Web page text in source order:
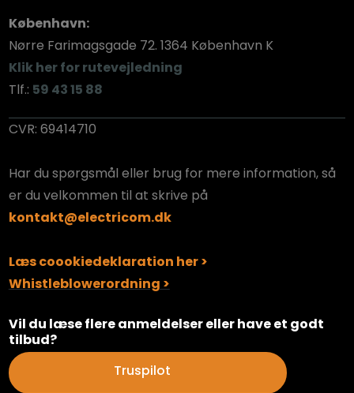
København:
​Nørre Farimagsgade 72. 1364 København K
​Klik her for rutevejledning
Tlf.: 59 43 15 88
CVR: 69414710
Har du spørgsmål eller brug for mere information, så
er du velkommen til at skrive på
kontakt@electricom.dk
Læs coookiedeklaration her >
Whistleblowerordning >
​Vil du læse flere anmeldelser eller have et godt
tilbud?
​Truspilot